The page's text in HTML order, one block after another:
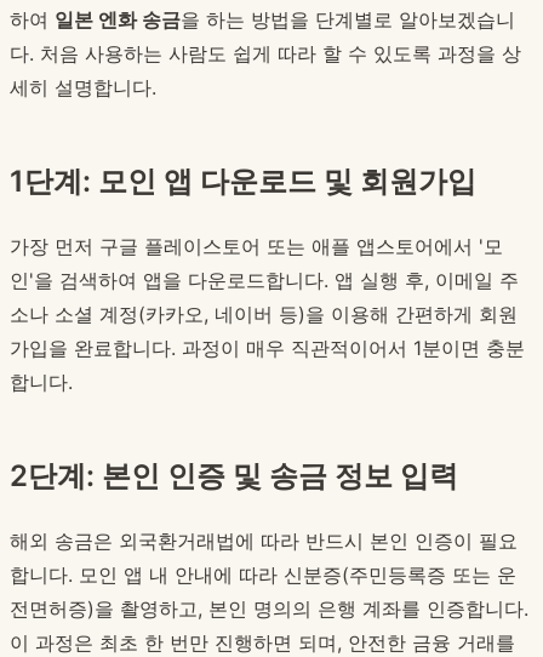
하여 일본 엔화 송금을 하는 방법을 단계별로 알아보겠습니
다. 처음 사용하는 사람도 쉽게 따라 할 수 있도록 과정을 상
세히 설명합니다.
1단계: 모인 앱 다운로드 및 회원가입
가장 먼저 구글 플레이스토어 또는 애플 앱스토어에서 '모
인'을 검색하여 앱을 다운로드합니다. 앱 실행 후, 이메일 주
소나 소셜 계정(카카오, 네이버 등)을 이용해 간편하게 회원
가입을 완료합니다. 과정이 매우 직관적이어서 1분이면 충분
합니다.
2단계: 본인 인증 및 송금 정보 입력
해외 송금은 외국환거래법에 따라 반드시 본인 인증이 필요
합니다. 모인 앱 내 안내에 따라 신분증(주민등록증 또는 운
전면허증)을 촬영하고, 본인 명의의 은행 계좌를 인증합니다.
이 과정은 최초 한 번만 진행하면 되며, 안전한 금융 거래를